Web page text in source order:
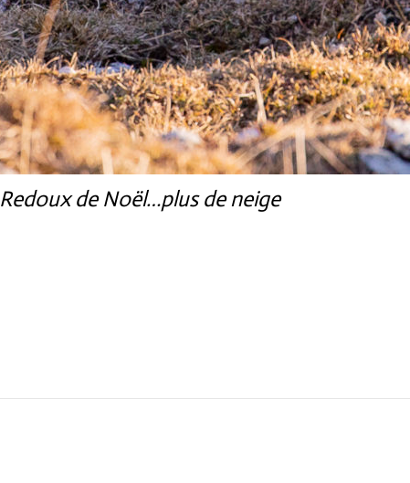
Redoux de Noël…plus de neige